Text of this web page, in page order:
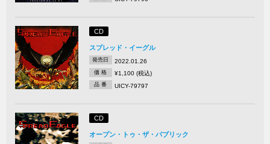
CD
スプレッド・イーグル
発売日 2022.01.26
価 格 ¥1,100 (税込)
品 番 UICY-79797
CD
オープン・トゥ・ザ・パブリック